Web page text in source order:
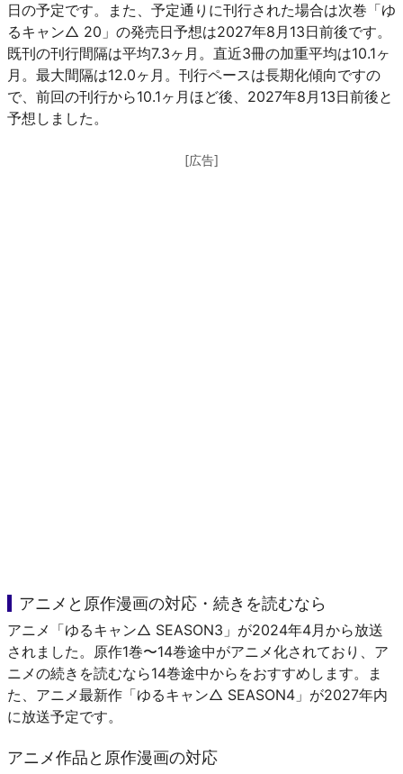
日の予定です。また、予定通りに刊行された場合は次巻「ゆ
るキャン△ 20」の発売日予想は2027年8月13日前後です。
既刊の刊行間隔は平均7.3ヶ月。直近3冊の加重平均は10.1ヶ
月。最大間隔は12.0ヶ月。刊行ペースは長期化傾向ですの
で、前回の刊行から10.1ヶ月ほど後、2027年8月13日前後と
予想しました。
[広告]
アニメと原作漫画の対応・続きを読むなら
アニメ「ゆるキャン△ SEASON3」が2024年4月から放送
されました。原作1巻〜14巻途中がアニメ化されており、ア
ニメの続きを読むなら14巻途中からをおすすめします。ま
た、アニメ最新作「ゆるキャン△ SEASON4」が2027年内
に放送予定です。
アニメ作品と原作漫画の対応